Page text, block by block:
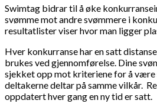
Swimtag bidrar til å øke
svømme mot andre svømmere i
resultatlister viser hvor man ligger
Hver konkurranse har en satt
brukes ved gjennomførelse. Dine
sjekket opp mot kriteriene for å være
deltakerne deltar på samme vilkår.
oppdatert hver gang en ny tid er satt.